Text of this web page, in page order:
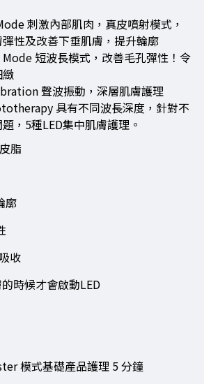
刺激內部肌肉，真皮噴射模式，
性及改善下垂肌膚，提升輪廓
短波長模式，改善毛孔彈性！令
緻
聲波振動，深層肌膚護理
具有不同波長深度，針對不
，5種LED集中肌膚護理。
脂
廓
收
時候才會啟動LED
模式基礎產品護理 5 分鐘